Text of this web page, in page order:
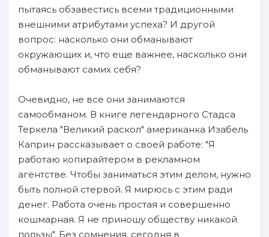
пытаясь обзавестись всеми традиционными
внешними атрибутами успеха? И другой
вопрос: насколько они обманывают
окружающих и, что еще важнее, насколько они
обманывают самих себя?
Очевидно, не все они занимаются
самообманом. В книге легендарного Стадса
Теркела "Великий раскол" американка Изабель
Каприн рассказывает о своей работе: "Я
работаю копирайтером в рекламном
агентстве. Чтобы заниматься этим делом, нужно
быть полной стервой. Я мирюсь с этим ради
денег. Работа очень простая и совершенно
кошмарная. Я не приношу обществу никакой
пользы". Без сомнения, сегодня в